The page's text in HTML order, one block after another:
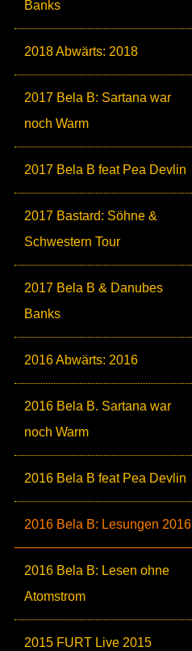
Banks
2018 Abwärts: 2018
2017 Bela B: Sartana war
noch Warm
2017 Bela B feat Pea Devlin
2017 Bastard: Söhne &
Schwestern Tour
2017 Bela B & Danubes
Banks
2016 Abwärts: 2016
2016 Bela B. Sartana war
noch Warm
2016 Bela B feat Pea Devlin
2016 Bela B: Lesungen 2016
2016 Bela B: Lesen ohne
Atomstrom
2015 FURT Live 2015